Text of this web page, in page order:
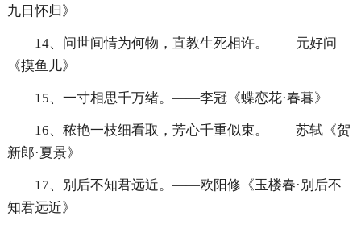
九日怀归》
14、问世间情为何物，直教生死相许。——元好问
《摸鱼儿》
15、一寸相思千万绪。——李冠《蝶恋花·春暮》
16、秾艳一枝细看取，芳心千重似束。——苏轼《贺
新郎·夏景》
17、别后不知君远近。——欧阳修《玉楼春·别后不
知君远近》